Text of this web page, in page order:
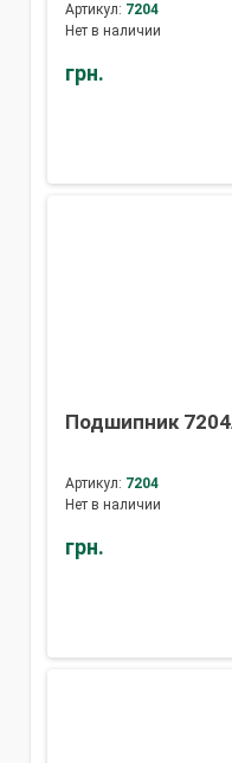
Артикул: 7204
Нет в наличии
грн.
Подшипник
Артикул: 7204
Нет в наличии
грн.